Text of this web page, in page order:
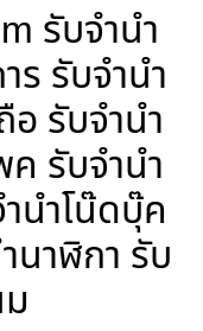
รับจำนำ
ร รับจำนำ
รับจำนำ
รับจำนำ
นำโน๊ดบุ๊ค
นาฬิกา รับ